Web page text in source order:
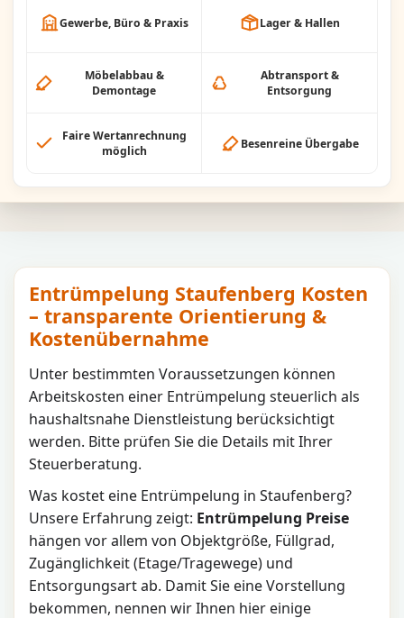
Gewerbe, Büro & Praxis Lager & Hallen
Möbelabbau &
Demontage
Abtransport &
Entsorgung
Faire Wertanrechnung
möglich
Besenreine Übergabe
Entrümpelung Staufenberg Kosten
– transparente Orientierung &
Kostenübernahme
Unter bestimmten Voraussetzungen können
Arbeitskosten einer Entrümpelung steuerlich als
haushaltsnahe Dienstleistung berücksichtigt
werden. Bitte prüfen Sie die Details mit Ihrer
Steuerberatung.
Was kostet eine Entrümpelung in Staufenberg?
Unsere Erfahrung zeigt: Entrümpelung Preise
hängen vor allem von Objektgröße, Füllgrad,
Zugänglichkeit (Etage/Tragewege) und
Entsorgungsart ab. Damit Sie eine Vorstellung
bekommen, nennen wir Ihnen hier einige